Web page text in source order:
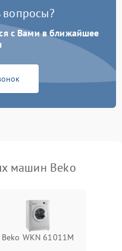
вопросы?
с Вами в ближайшее
машин Beko
Beko WKN 61011M